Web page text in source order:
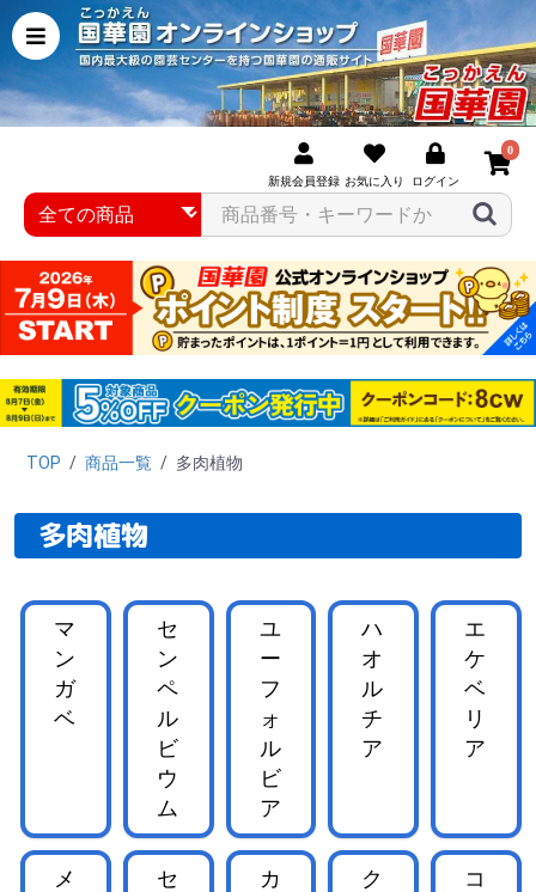
新規会員登録 お気に入り ログイン
0
TOP / 商品一覧 / 多肉植物
多肉植物
マ
ン
ガ
ベ
セ
ン
ペ
ル
ビ
ウ
ム
ユ
ー
フ
ォ
ル
ビ
ア
ハ
オ
ル
チ
ア
エ
ケ
ベ
リ
ア
メ
セ
カ
ク
コ